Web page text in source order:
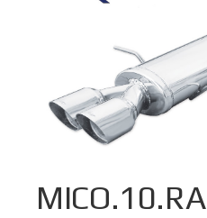
MICO.10.RA